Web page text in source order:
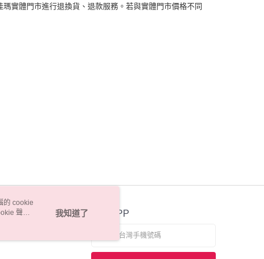
實體門市進行退換貨、退款服務。若與實體門市價格不同
官方APP
的 cookie
聲明
我知道了